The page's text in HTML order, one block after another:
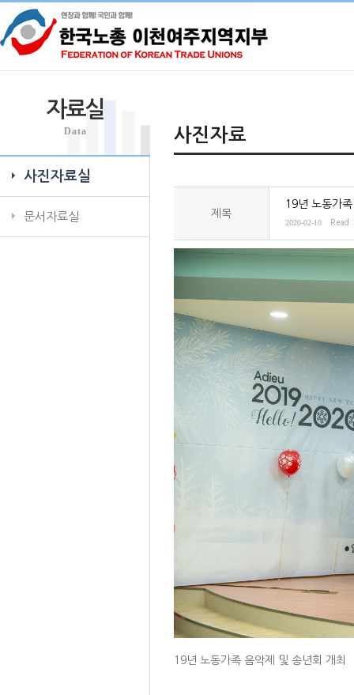
자료실
Data
사진자료실
문서자료실
사진자료
제목
19년 노동가
2020-02-10 Read
19년 노동가족 음악제 및 송년회 개최